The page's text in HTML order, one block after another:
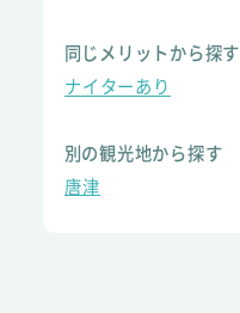
同じメリットから探す
ナイターあり
別の観光地から探す
唐津